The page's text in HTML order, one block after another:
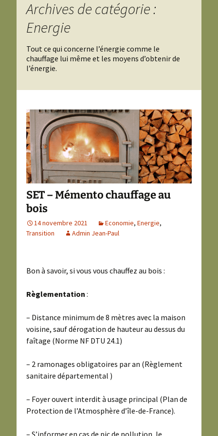
Archives de catégorie :
Energie
Tout ce qui concerne l’énergie comme le
chauffage lui même et les moyens d’obtenir de
l’énergie.
SET – Mémento chauffage au
bois
14 novembre 2021 Economie, Energie,
Transition
Admin Jean-Paul
Bon à savoir, si vous vous chauffez au bois :
Règlementation :
– Distance minimum de 8 mètres avec la maison
voisine, sauf dérogation de hauteur au dessus du
faîtage (Norme NF DTU 24.1)
– 2 ramonages obligatoires par an (Règlement
sanitaire départemental )
– Foyer ouvert interdit à usage principal (Plan de
Protection de l’Atmosphère d’île-de-France).